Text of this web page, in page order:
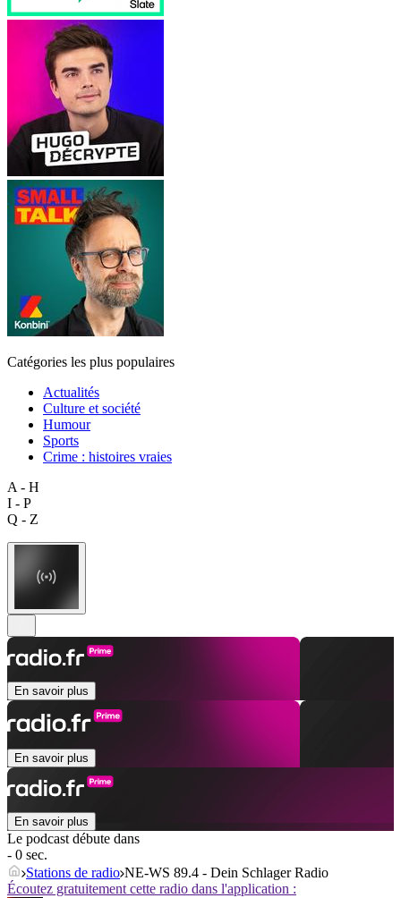
Catégories les plus populaires
Actualités
Culture et société
Humour
Sports
Crime : histoires vraies
A - H
I - P
Q - Z
En savoir plus
En savoir plus
En savoir plus
Le podcast débute dans
- 0 sec.
Stations de radio NE-WS 89.4 - Dein Schlager Radio
Écoutez gratuitement cette radio dans l'application :